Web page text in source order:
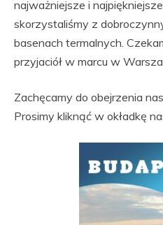
najważniejsze i
skorzystaliśmy z
basenach termalnych.
przyjaciół w marcu w
Zachęcamy do obejrzenia
Prosimy kliknąć w okładkę